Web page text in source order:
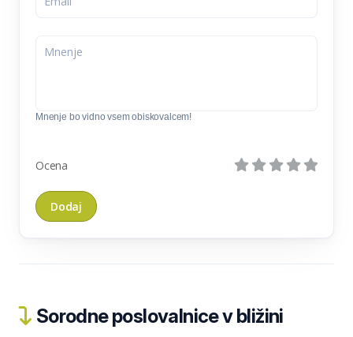
Mnenje bo vidno vsem obiskovalcem!
Ocena
Sorodne poslovalnice v bližini